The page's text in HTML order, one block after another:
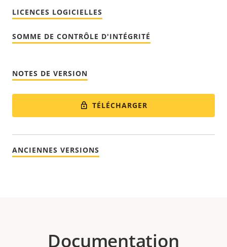
LICENCES LOGICIELLES
SOMME DE CONTRÔLE D'INTÉGRITÉ
NOTES DE VERSION
TÉLÉCHARGER
ANCIENNES VERSIONS
Documentation